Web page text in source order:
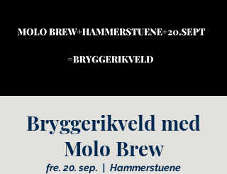
Bryggerikveld med
Molo Brew
fre. 20. sep.
  |
Hammerstuene